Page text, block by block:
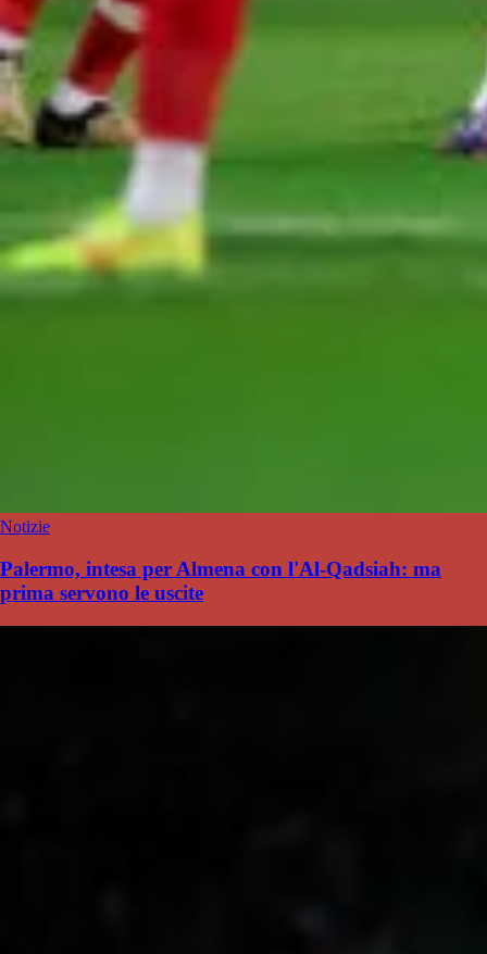
Notizie
Palermo, intesa per Almena con l'Al-Qadsiah: ma
prima servono le uscite